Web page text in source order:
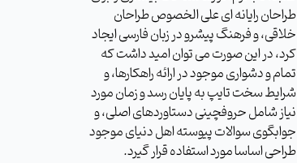
طراحان رایانه ای علی الخصوص طراحان
خلاقی، و فرهنگ پیشرو در زبان فارسی ایجاد
کرد، در این صورت می توان امید داشت که
تمام و دشواری موجود در ارائه راهکارها، و
شرایط سخت تایپ به پایان رسد و زمان مورد
نیاز شامل حروفچینی دستاوردهای اصلی، و
جوابگوی سوالات پیوسته اهل دنیای موجود
طراحی اساسا مورد استفاده قرار گیرد.